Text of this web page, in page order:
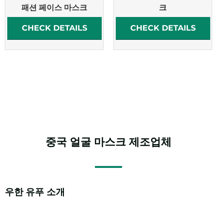
패션 페이스 마스크
CHECK DETAILS
크
CHECK DETAILS
중국 얼굴 마스크제조업체
우한 유푸 소개